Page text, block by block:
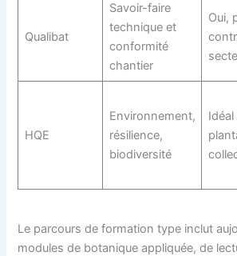
Qualibat
Savoir-faire
technique et
conformité
chantier
Oui,
HQE
Environnement,
résilience,
biodiversité
Idéal
Le parcours de formation type inclut
modules de botanique appliquée, de